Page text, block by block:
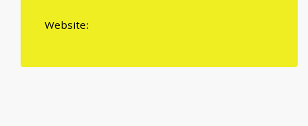
Website: